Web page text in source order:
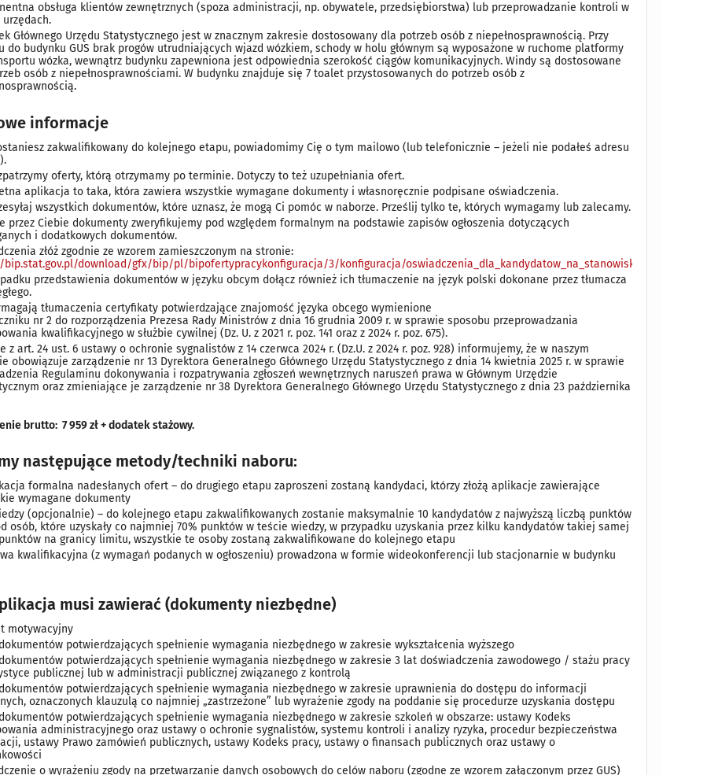
obsługa klientów zewnętrznych (spoza administracji, np. obywatele, przedsiębiorstwa) lub przeprowadzanie kontroli w
Głównego Urzędu Statystycznego jest w znacznym zakresie dostosowany dla potrzeb osób z niepełnosprawnością. Przy
do budynku GUS brak progów utrudniających wjazd wózkiem, schody w holu głównym są wyposażone w ruchome platformy
wózka, wewnątrz budynku zapewniona jest odpowiednia szerokość ciągów komunikacyjnych. Windy są dostosowane
osób z niepełnosprawnościami. W budynku znajduje się 7 toalet przystosowanych do potrzeb osób z
informacje
zakwalifikowany do kolejnego etapu, powiadomimy Cię o tym mailowo (lub telefonicznie – jeżeli nie podałeś adresu
oferty, którą otrzymamy po terminie. Dotyczy to też uzupełniania ofert.
aplikacja to taka, która zawiera wszystkie wymagane dokumenty i własnoręcznie podpisane oświadczenia.
wszystkich dokumentów, które uznasz, że mogą Ci pomóc w naborze. Prześlij tylko te, których wymagamy lub zalecamy.
przez Ciebie dokumenty zweryfikujemy pod względem formalnym na podstawie zapisów ogłoszenia dotyczących
i dodatkowych dokumentów.
złóż zgodnie ze wzorem zamieszczonym na stronie:
download/gfx/bip/pl/bipofertypracykonfiguracja/3/konfiguracja/
przedstawienia dokumentów w języku obcym dołącz również ich tłumaczenie na język polski dokonane przez tłumacza
tłumaczenia certyfikaty potwierdzające znajomość języka obcego wymienione
nr 2 do rozporządzenia Prezesa Rady Ministrów z dnia 16 grudnia 2009 r. w sprawie sposobu przeprowadzania
kwalifikacyjnego w służbie cywilnej (Dz. U. z 2021 r. poz. 141 oraz z 2024 r. poz. 675).
z art. 24 ust. 6 ustawy o ochronie sygnalistów z 14 czerwca 2024 r. (Dz.U. z 2024 r. poz. 928) informujemy, że w naszym
obowiązuje zarządzenie nr 13 Dyrektora Generalnego Głównego Urzędu Statystycznego z dnia 14 kwietnia 2025 r. w sprawie
Regulaminu dokonywania i rozpatrywania zgłoszeń wewnętrznych naruszeń prawa w Głównym Urzędzie
oraz zmieniające je zarządzenie nr 38 Dyrektora Generalnego Głównego Urzędu Statystycznego z dnia 23 października
brutto: 7 959 zł + dodatek stażowy.
następujące metody/techniki naboru:
formalna nadesłanych ofert – do drugiego etapu zaproszeni zostaną kandydaci, którzy złożą aplikacje zawierające
wymagane dokumenty
(opcjonalnie) – do kolejnego etapu zakwalifikowanych zostanie maksymalnie 10 kandydatów z najwyższą liczbą punktów
osób, które uzyskały co najmniej 70% punktów w teście wiedzy, w przypadku uzyskania przez kilku kandydatów takiej samej
na granicy limitu, wszystkie te osoby zostaną zakwalifikowane do kolejnego etapu
kwalifikacyjna (z wymagań podanych w ogłoszeniu) prowadzona w formie wideokonferencji lub stacjonarnie w budynku
musi zawierać (dokumenty niezbędne)
motywacyjny
potwierdzających spełnienie wymagania niezbędnego w zakresie wykształcenia wyższego
potwierdzających spełnienie wymagania niezbędnego w zakresie 3 lat doświadczenia zawodowego / stażu pracy
publicznej lub w administracji publicznej związanego z kontrolą
potwierdzających spełnienie wymagania niezbędnego w zakresie uprawnienia do dostępu do informacji
oznaczonych klauzulą co najmniej „zastrzeżone” lub wyrażenie zgody na poddanie się procedurze uzyskania dostępu
potwierdzających spełnienie wymagania niezbędnego w zakresie szkoleń w obszarze: ustawy Kodeks
administracyjnego oraz ustawy o ochronie sygnalistów, systemu kontroli i analizy ryzyka, procedur bezpieczeństwa
ustawy Prawo zamówień publicznych, ustawy Kodeks pracy, ustawy o finansach publicznych oraz ustawy o
o wyrażeniu zgody na przetwarzanie danych osobowych do celów naboru (zgodne ze wzorem załączonym przez GUS)